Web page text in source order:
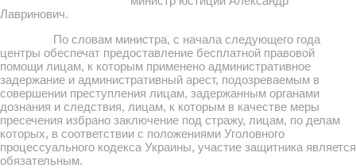
Лавринович.
По словам министра, с начала следующего года
центры обеспечат предоставление бесплатной правовой
помощи лицам, к которым применено административное
задержание и административный арест, подозреваемым в
совершении преступления лицам, задержанным органами
дознания и следствия, лицам, к которым в качестве меры
пресечения избрано заключение под стражу, лицам, по делам
которых, в соответствии с положениями Уголовного
процессуального кодекса Украины, участие защитника является
обязательным.